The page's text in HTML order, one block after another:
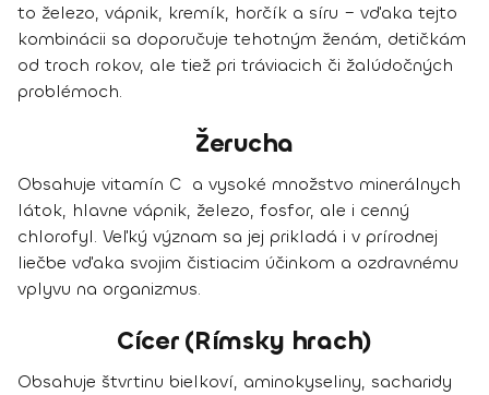
to železo, vápnik, kremík, horčík a síru – vďaka tejto
kombinácii sa doporučuje tehotným ženám, detičkám
od troch rokov, ale tiež pri tráviacich či žalúdočných
problémoch.
Žerucha
Obsahuje vitamín C a vysoké množstvo minerálnych
látok, hlavne vápnik, železo, fosfor, ale i cenný
chlorofyl. Veľký význam sa jej prikladá i v prírodnej
liečbe vďaka svojim čistiacim účinkom a ozdravnému
vplyvu na organizmus.
Cícer (Rímsky hrach)
Obsahuje štvrtinu bielkoví, aminokyseliny, sacharidy